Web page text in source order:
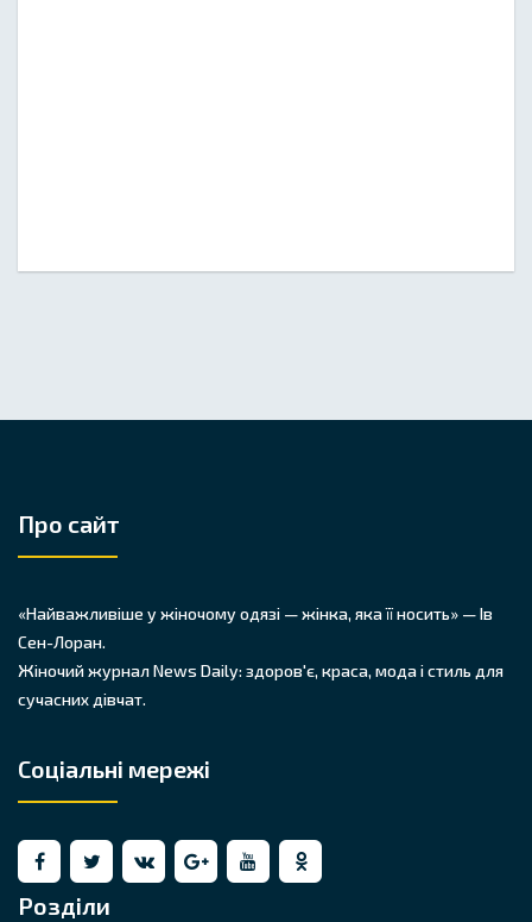
Про сайт
«Найважливіше у жіночому одязі — жінка, яка її носить» — Ів
Сен-Лоран.
Жіночий журнал News Daily: здоров'є, краса, мода і стиль для
сучасних дівчат.
Соціальні мережі
Розділи